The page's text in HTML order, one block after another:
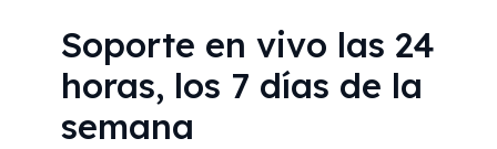
Soporte en vivo las 24
horas, los 7 días de la
semana